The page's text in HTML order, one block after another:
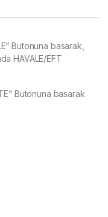
Butonuna basarak,
HAVALE/EFT
Butonuna basarak